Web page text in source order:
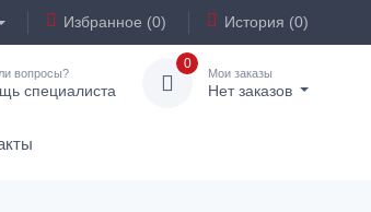
Избранное (0) История (0)
вопросы?
специалиста
0
Мои заказы
Нет заказов